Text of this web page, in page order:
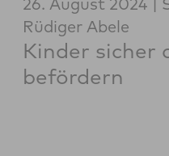
Rüdiger Abele
Kinder sicher
befördern